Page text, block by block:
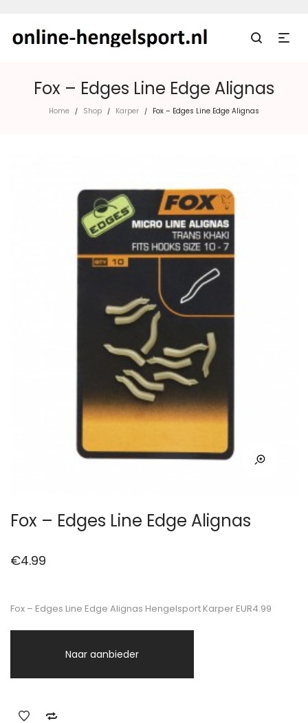
Fox – Edges Line Edge Alignas
Home / Shop / Karper / Fox – Edges Line Edge Alignas
Fox – Edges Line Edge Alignas
€4.99
Fox – Edges Line Edge Alignas Hengelsport Karper EUR4.99
Naar aanbieder